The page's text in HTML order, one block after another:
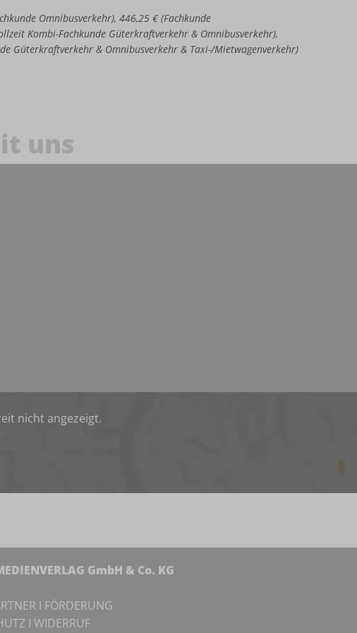
Omnibusverkehr), 446,25 € (Fachkunde
Kombi-Fachkunde Güterkraftverkehr & Omnibusverkehr),
Güterkraftverkehr & Omnibusverkehr & Taxi-/Mietwagenverkehr)
uns
nicht angezeigt.
GmbH & Co. KG
I FÖRDERUNG
I WIDERRUF